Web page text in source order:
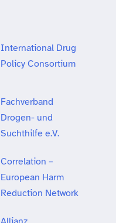
International Drug
Policy Consortium
Fachverband
Drogen- und
Suchthilfe e.V.
Correlation –
European Harm
Reduction Network